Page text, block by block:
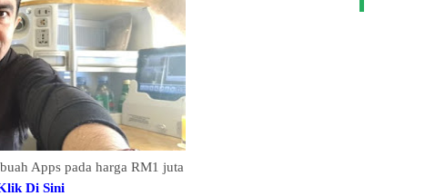
Apps pada harga RM1 juta
Di Sini